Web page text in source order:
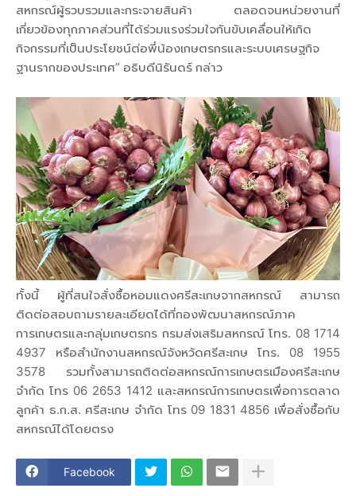
สหกรณ์ผู้รวบรวมและกระจายสินค้า ตลอดจนหน่วยงานที่
เกี่ยวข้องทุกภาคส่วนที่ได้ร่วมแรงร่วมใจกันขับเคลื่อนให้เกิด
กิจกรรมที่เป็นประโยชน์ต่อพี่น้องเกษตรกรและระบบเศรษฐกิจ
ฐานรากของประเทศ” อธิบดีนิรันดร์ กล่าว
ทั้งนี้ ผู้ที่สนใจสั่งซื้อหอมแดงศรีสะเกษจากสหกรณ์ สามารถ
ติดต่อสอบถามรายละเอียดได้ที่กองพัฒนาสหกรณ์ภาค
การเกษตรและกลุ่มเกษตรกร กรมส่งเสริมสหกรณ์ โทร. 08 1714
4937 หรือสำนักงานสหกรณ์จังหวัดศรีสะเกษ โทร. 08 1955
3578 รวมทั้งสามารถติดต่อสหกรณ์การเกษตรเมืองศรีสะเกษ
จำกัด โทร 06 2653 1412 และสหกรณ์การเกษตรเพื่อการตลาด
ลูกค้า ธ.ก.ส. ศรีสะเกษ จำกัด โทร 09 1831 4856 เพื่อสั่งซื้อกับ
สหกรณ์ได้โดยตรง
Facebook